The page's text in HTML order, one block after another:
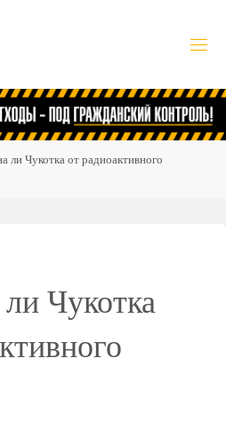
ли Чукотка от радиоактивного
Чукотка